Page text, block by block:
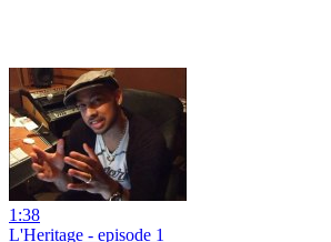
1:38
L'Heritage - episode 1